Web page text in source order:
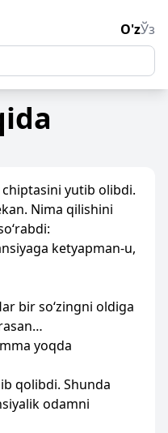
O'zЎз
yutib olibdi.
Nima qilishini
ketyapman-u,
bir so‘zingni oldiga
yoqda
qolibdi. Shunda
odamni